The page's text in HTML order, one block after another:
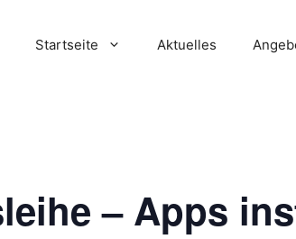
Startseite Aktuelles
– Apps